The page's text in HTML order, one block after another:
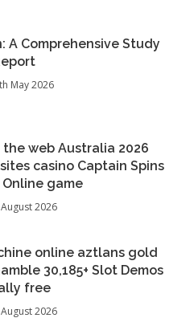
A Comprehensive Study
May 2026
the web Australia 2026
casino Captain Spins
game
2026
online aztlans gold
30,185+ Slot Demos
free
2026